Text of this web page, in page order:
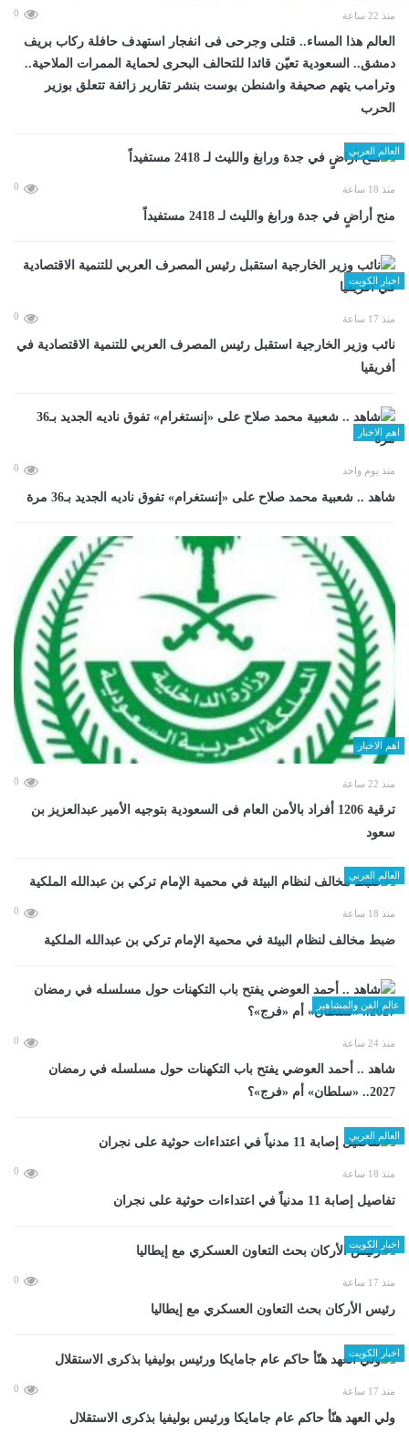
منذ 22 ساعة 0
العالم هذا المساء.. قتلى وجرحى فى انفجار استهدف حافلة ركاب بريف
دمشق.. السعودية تعيّن قائدا للتحالف البحرى لحماية الممرات الملاحية..
وترامب يتهم صحيفة واشنطن بوست بنشر تقارير زائفة تتعلق بوزير
الحرب
العالم العربي
منذ 18 ساعة 0
منح أراضٍ في جدة ورابغ والليث لـ 2418 مستفيداً
اخبار الكويت
منذ 17 ساعة 0
نائب وزير الخارجية استقبل رئيس المصرف العربي للتنمية الاقتصادية في
أفريقيا
اهم الاخبار
منذ يوم واحد 0
شاهد .. شعبية محمد صلاح على «إنستغرام» تفوق ناديه الجديد بـ36 مرة
اهم الاخبار
منذ 22 ساعة 0
ترقية 1206 أفراد بالأمن العام فى السعودية بتوجيه الأمير عبدالعزيز بن
سعود
العالم العربي
منذ 18 ساعة 0
ضبط مخالف لنظام البيئة في محمية الإمام تركي بن عبدالله الملكية
عالم الفن والمشاهير
منذ 24 ساعة 0
شاهد .. أحمد العوضي يفتح باب التكهنات حول مسلسله في رمضان
2027.. «سلطان» أم «فرج»؟
العالم العربي
منذ 18 ساعة 0
تفاصيل إصابة 11 مدنياً في اعتداءات حوثية على نجران
اخبار الكويت
منذ 17 ساعة 0
رئيس الأركان بحث التعاون العسكري مع إيطاليا
اخبار الكويت
منذ 17 ساعة 0
ولي العهد هنّأ حاكم عام جامايكا ورئيس بوليفيا بذكرى الاستقلال